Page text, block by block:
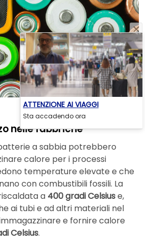
nelle fabbriche
a sabbia potrebbero
calore per i processi
temperature elevate e che
con combustibili fossili. La
a 400 gradi Celsiuse,
ai tubi e ad altri materiali nel
e fornire calore
Celsius.
ATTENZIONE AI VIAGGI
Sta accadendo ora